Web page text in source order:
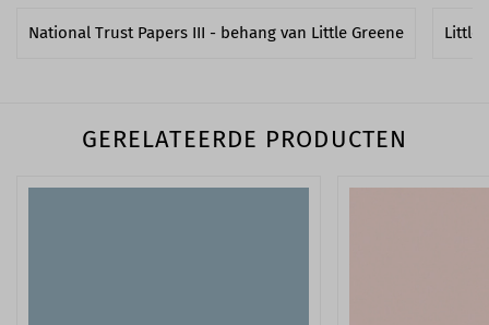
National Trust Papers III - behang van Little Greene Little
GERELATEERDE PRODUCTEN